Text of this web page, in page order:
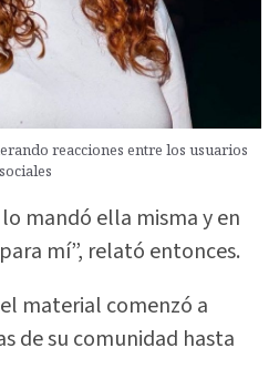
reacciones entre los usuarios
mandó ella misma y en
mí”, relató entonces.
material comenzó a
de su comunidad hasta